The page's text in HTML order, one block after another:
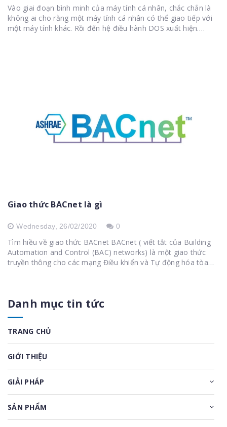
Vào giai đoạn bình minh của máy tính cá nhân, chắc chắn là
không ai cho rằng một máy tính cá nhân có thể giao tiếp với
một máy tính khác. Rồi đến hệ điều hành DOS xuất hiện.
Giao thức BACnet là gì
Wednesday, 26/02/2020 0
Tìm hiều về giao thức BACnet BACnet ( viết tắt của Building
Automation and Control (BAC) networks) là một giao thức
truyền thông cho các mạng Điều khiển và Tự động hóa tòa
Danh mục tin tức
TRANG CHỦ
GIỚI THIỆU
GIẢI PHÁP
SẢN PHẨM